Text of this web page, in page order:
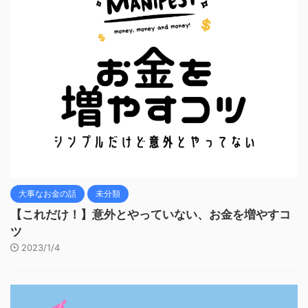
大事なお金の話 未分類
【これだけ！】意外とやっていない、お金を増やすコ
ツ
2023/1/4